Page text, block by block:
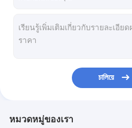
চালিয়ে
หมวดหมู่ของเรา